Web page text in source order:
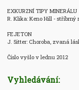
EXKURZNÍ TIPY MINERÁLU
R. Klika: Keno Hill -
FEJETON
J. Sitter: Choroba, zvaná
Číslo vyšlo v lednu 2012
Vyhledávání: